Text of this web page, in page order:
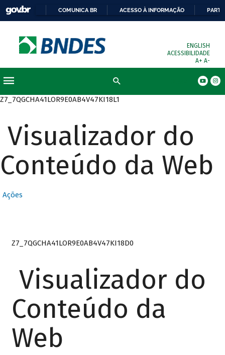
COMUNICA BR ACESSO À INFORMAÇÃO
ENGLISH
ACESSIBILIDADE
A+ A-
Z7_7QGCHA41LOR9E0AB4V47KI18L1
Visualizador do
Conteúdo da Web
Ações
Z7_7QGCHA41LOR9E0AB4V47KI18D0
Visualizador do
Conteúdo da
Web